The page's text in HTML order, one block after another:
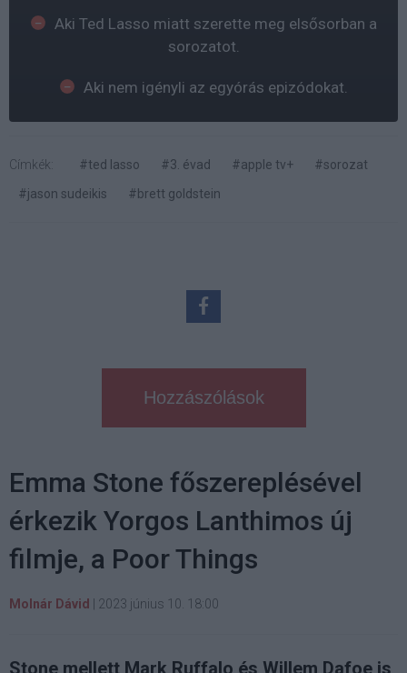
Aki Ted Lasso miatt szerette meg elsősorban a
sorozatot.
Aki nem igényli az egyórás epizódokat.
Címkék: #ted lasso #3. évad #apple tv+
#sorozat
#jason sudeikis
#brett goldstein
Hozzászólások
Emma Stone főszereplésével
érkezik Yorgos Lanthimos új
filmje, a Poor Things
Molnár Dávid | 2023 június 10. 18:00
Stone mellett Mark Ruffalo és Willem Dafoe is